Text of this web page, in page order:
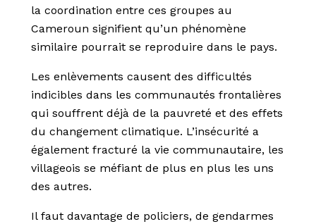
la coordination entre ces groupes au
Cameroun signifient qu’un phénomène
similaire pourrait se reproduire dans le pays.
Les enlèvements causent des difficultés
indicibles dans les communautés frontalières
qui souffrent déjà de la pauvreté et des effets
du changement climatique. L’insécurité a
également fracturé la vie communautaire, les
villageois se méfiant de plus en plus les uns
des autres.
Il faut davantage de policiers, de gendarmes